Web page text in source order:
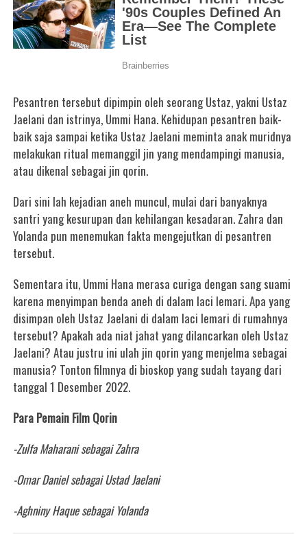
Pesantren tersebut dipimpin oleh seorang Ustaz, yakni Ustaz
Jaelani dan istrinya, Ummi Hana. Kehidupan pesantren baik-
baik saja sampai ketika Ustaz Jaelani meminta anak muridnya
melakukan ritual memanggil jin yang mendampingi manusia,
atau dikenal sebagai jin qorin.
Dari sini lah kejadian aneh muncul, mulai dari banyaknya
santri yang kesurupan dan kehilangan kesadaran. Zahra dan
Yolanda pun menemukan fakta mengejutkan di pesantren
tersebut.
Sementara itu, Ummi Hana merasa curiga dengan sang suami
karena menyimpan benda aneh di dalam laci lemari. Apa yang
disimpan oleh Ustaz Jaelani di dalam laci lemari di rumahnya
tersebut? Apakah ada niat jahat yang dilancarkan oleh Ustaz
Jaelani? Atau justru ini ulah jin qorin yang menjelma sebagai
manusia? Tonton filmnya di bioskop yang sudah tayang dari
tanggal 1 Desember 2022.
Para Pemain Film Qorin
-Zulfa Maharani sebagai Zahra
-Omar Daniel sebagai Ustad Jaelani
-Aghniny Haque sebagai Yolanda